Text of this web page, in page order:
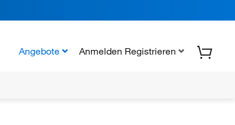
Angebote Anmelden Registrieren